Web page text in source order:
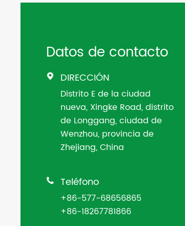
Datos de contacto
 DIRECCIÓN
Distrito E de la ciudad
nueva, Xingke Road, distrito
de Longgang, ciudad de
Wenzhou, provincia de
Zhejiang, China
 Teléfono
+86-577-68656865
+86-18267781866